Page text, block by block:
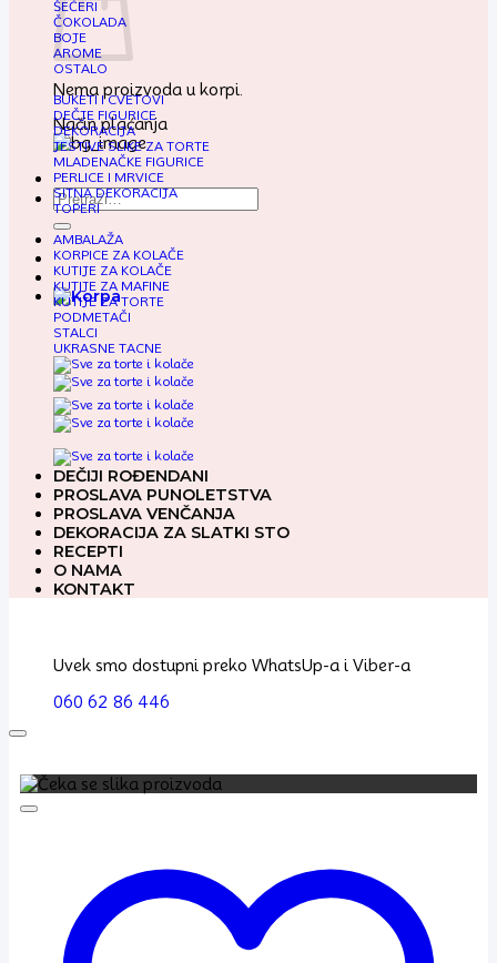
Nema proizvoda u korpi.
Način plaćanja
Pretraga
za:
ŠEĆERI
ČOKOLADA
BOJE
AROME
OSTALO
BUKETI I CVETOVI
DEČJE FIGURICE
DEKORACIJA
JESTIVE SLIKE ZA TORTE
MLADENAČKE FIGURICE
PERLICE I MRVICE
SITNA DEKORACIJA
TOPERI
AMBALAŽA
KORPICE ZA KOLAČE
KUTIJE ZA KOLAČE
KUTIJE ZA MAFINE
KUTIJE ZA TORTE
PODMETAČI
STALCI
UKRASNE TACNE
DEČIJI ROĐENDANI
PROSLAVA PUNOLETSTVA
PROSLAVA VENČANJA
DEKORACIJA ZA SLATKI STO
RECEPTI
O NAMA
KONTAKT
Uvek smo dostupni preko WhatsUp-a i Viber-a
060 62 86 446